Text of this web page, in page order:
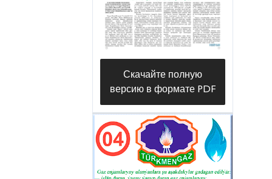
было чуть больше тридцати), его
кандидатура, как
дипломированного специалиста
(в 2011 году успешно окончил
Туркменский политехнический
институт (ныне Туркменский
государственный архитектурно-
строительный институт) по
специальности бурение
нефтегазовых скважин) вполне
Скачайте полную
версию в формате PDF